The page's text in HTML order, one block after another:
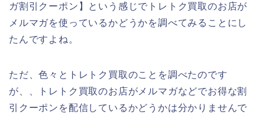
ガ割引クーポン】という感じでトレトク買取のお店が
メルマガを使っているかどうかを調べてみることにし
たんですよね。
ただ、色々とトレトク買取のことを調べたのです
が、、トレトク買取のお店がメルマガなどでお得な割
引クーポンを配信しているかどうかは分かりませんで